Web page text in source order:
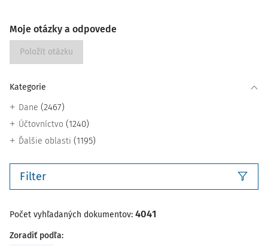
Moje otázky a odpovede
Položit otázku
Kategorie
Dane (2467)
Účtovníctvo (1240)
Ďalšie oblasti (1195)
Filter
Počet vyhľadaných dokumentov: 4041
Zoradiť podľa: